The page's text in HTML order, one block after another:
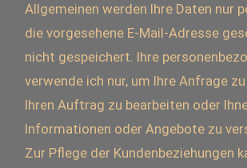
Allgemeinen werden Ihre Daten nur
die vorgesehene E-Mail-Adresse
nicht gespeichert. Ihre
verwende ich nur, um Ihre Anfrage
Ihren Auftrag zu bearbeiten oder
Informationen oder Angebote zu
Zur Pflege der Kundenbeziehungen